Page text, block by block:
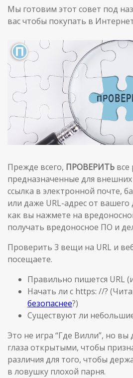
Мы готовим этот совет под
вас чтобы покупать в
Прежде всего, ПРОВЕРИТЬ все
предназначенные для
ссылка в электронной почте,
или даже URL-адрес от вашего
как вы нажмете на
получать вредоносное ПО и
Проверить 3 вещи на URL и
посещаете.
Правильно пишется URL
Начать ли с https: //?
безопаснее?)
Существуют ли
Это не игра “Где Вилли”, но
глаза открытыми, чтобы
различия для того, чтобы
в ловушку плохой парня.